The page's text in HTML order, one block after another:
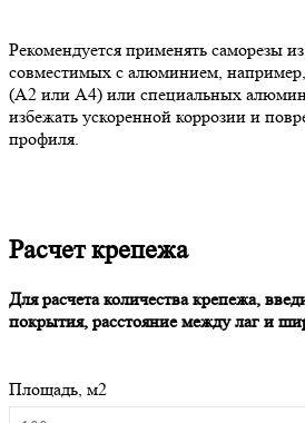
Рекомендуется применять саморезы
совместимых с алюминием,
(А2 или А4) или специальных
избежать ускоренной коррозии и
профиля.
Расчет крепежа
Для расчета количества крепежа,
покрытия, расстояние между лаг и
Площадь, м2